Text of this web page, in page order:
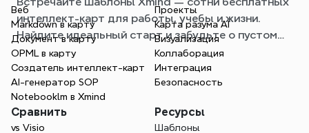
карты для любой ситуации
интеллект-карт для работы, учебы и жизни.
Найдите идеальный старт и забудьте о пустом
листе.
Веб
Markdown в карту
Документ в карту
OPML в карту
Создатель интеллект-карт
AI-генератор SOP
Notebooklm в Xmind
Проекты
Карта разума AI
Визуализация
Коллаборация
Интеграция
Безопасность
Сравнить
vs Visio
Ресурсы
Шаблоны